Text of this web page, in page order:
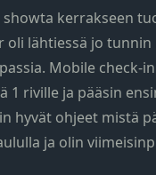
kerrakseen
oli lähtiessä jo
Mobile check-
1 riville ja pääsin
hyvät ohjeet mistä
ja olin